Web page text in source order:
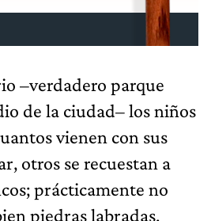
–verdadero parque
de la ciudad– los niños
vienen con sus
otros se recuestan a
prácticamente no
piedras labradas.